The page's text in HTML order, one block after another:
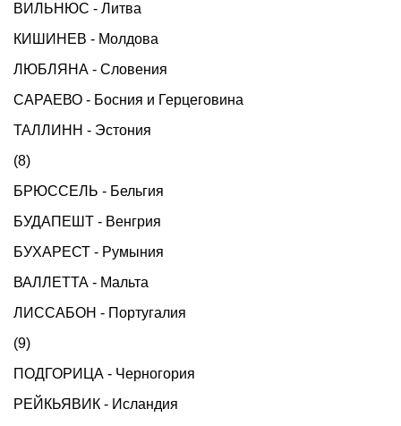
ВИЛЬНЮС - Литва
КИШИНЕВ - Молдова
ЛЮБЛЯНА - Словения
САРАЕВО - Босния и Герцеговина
ТАЛЛИНН - Эстония
(8)
БРЮССЕЛЬ - Бельгия
БУДАПЕШТ - Венгрия
БУХАРЕСТ - Румыния
ВАЛЛЕТТА - Мальта
ЛИССАБОН - Португалия
(9)
ПОДГОРИЦА - Черногория
РЕЙКЬЯВИК - Исландия